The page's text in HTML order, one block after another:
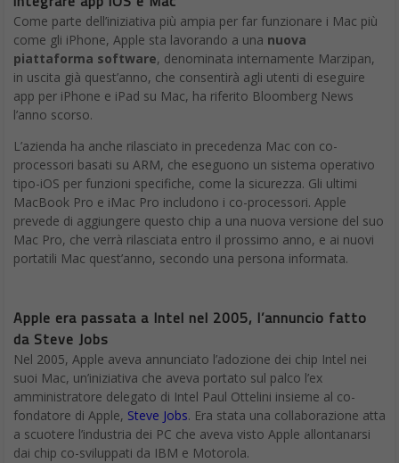
Come parte dell’iniziativa più ampia per far funzionare i Mac più
come gli iPhone, Apple sta lavorando a una nuova
piattaforma software, denominata internamente Marzipan,
in uscita già quest’anno, che consentirà agli utenti di eseguire
app per iPhone e iPad su Mac, ha riferito Bloomberg News
l’anno scorso.
L’azienda ha anche rilasciato in precedenza Mac con co-
processori basati su ARM, che eseguono un sistema operativo
tipo-iOS per funzioni specifiche, come la sicurezza. Gli ultimi
MacBook Pro e iMac Pro includono i co-processori. Apple
prevede di aggiungere questo chip a una nuova versione del suo
Mac Pro, che verrà rilasciata entro il prossimo anno, e ai nuovi
portatili Mac quest’anno, secondo una persona informata.
Apple era passata a Intel nel 2005, l’annuncio fatto
da Steve Jobs
Nel 2005, Apple aveva annunciato l’adozione dei chip Intel nei
suoi Mac, un’iniziativa che aveva portato sul palco l’ex
amministratore delegato di Intel Paul Ottelini insieme al co-
fondatore di Apple, Steve Jobs. Era stata una collaborazione atta
a scuotere l’industria dei PC che aveva visto Apple allontanarsi
dai chip co-sviluppati da IBM e Motorola.